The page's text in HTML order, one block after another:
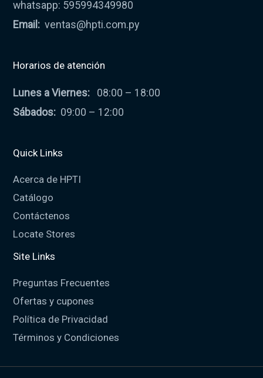
whatsapp: 595994349980
Email: ventas@hpti.com.py
Horarios de atención
Lunes a Viernes: 08:00 – 18:00
Sábados: 09:00 – 12:00
Quick Links
Acerca de HPTI
Catálogo
Contáctenos
Locate Stores
Site Links
Preguntas Frecuentes
Ofertas y cupones
Política de Privacidad
Términos y Condiciones